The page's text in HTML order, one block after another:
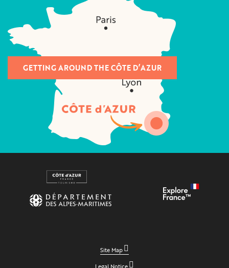
GETTING AROUND THE CÔTE D’AZUR
Site Map